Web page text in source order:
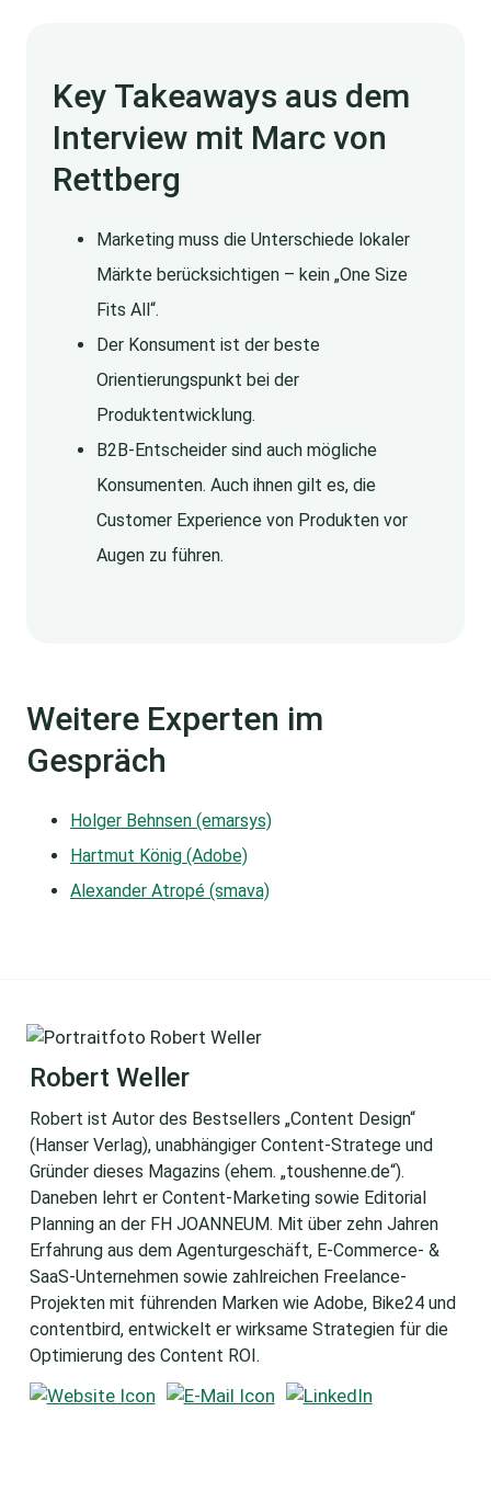
Key Takeaways aus dem
Interview mit Marc von
Rettberg
Marketing muss die Unterschiede lokaler
Märkte berücksichtigen – kein „One Size
Fits All“.
Der Konsument ist der beste
Orientierungspunkt bei der
Produktentwicklung.
B2B-Entscheider sind auch mögliche
Konsumenten. Auch ihnen gilt es, die
Customer Experience von Produkten vor
Augen zu führen.
Weitere Experten im
Gespräch
Holger Behnsen (emarsys)
Hartmut König (Adobe)
Alexander Atropé (smava)
Robert Weller
Robert ist Autor des Bestsellers „Content Design“
(Hanser Verlag), unabhängiger Content-Stratege und
Gründer dieses Magazins (ehem. „toushenne.de“).
Daneben lehrt er Content-Marketing sowie Editorial
Planning an der FH JOANNEUM. Mit über zehn Jahren
Erfahrung aus dem Agenturgeschäft, E-Commerce- &
SaaS-Unternehmen sowie zahlreichen Freelance-
Projekten mit führenden Marken wie Adobe, Bike24 und
contentbird, entwickelt er wirksame Strategien für die
Optimierung des Content ROI.